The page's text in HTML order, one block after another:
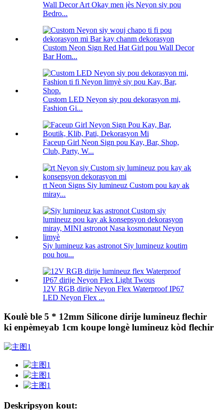
Wall Decor Art Okay men jès Neyon siy pou
Bedro...
Custom Neon Sign Red Hat Girl pou Wall Decor
Bar Hom...
Custom LED Neyon siy pou dekorasyon mi,
Fashion Gi...
Faceup Girl Neon Sign pou Kay, Bar, Shop,
Club, Party, W...
rt Neon Signs Siy lumineuz Custom pou kay ak
miray...
Siy lumineuz kas astronot Siy lumineuz koutim
pou hou...
12V RGB dirije Neyon Flex Waterproof IP67
LED Neyon Flex ...
Koulè ble 5 * 12mm Silicone dirije lumineuz flechir
ki enpèmeyab 1cm koupe longè lumineuz kòd flechir
Deskripsyon kout: